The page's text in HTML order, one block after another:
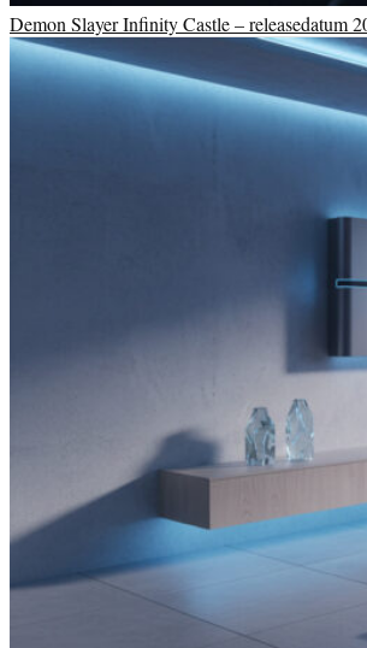
Demon Slayer Infinity Castle – releasedatum